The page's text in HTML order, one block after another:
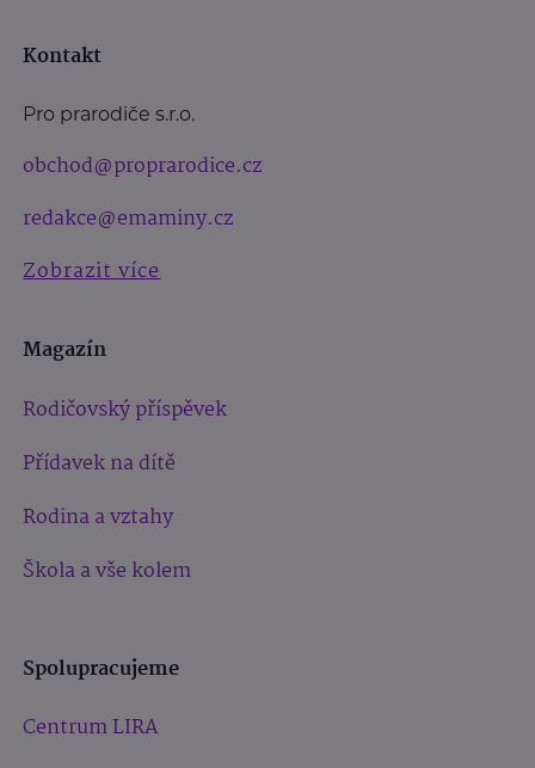
Kontakt
Pro prarodiče s.r.o.
obchod@proprarodice.cz
redakce@emaminy.cz
Zobrazit více
Magazín
Rodičovský příspěvek
Přídavek na dítě
Rodina a vztahy
Škola a vše kolem
Spolupracujeme
Centrum LIRA